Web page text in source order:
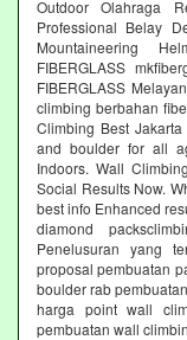
Outdoor Olahraga
Professional Belay
Mountaineering
FIBERGLASS
FIBERGLASS
climbing berbahan
Climbing Best
and boulder for all
Indoors. Wall
Social Results Now.
best info Enhanced
diamond
Penelusuran yang
proposal pembuatan
boulder rab
harga point wall
pembuatan wall